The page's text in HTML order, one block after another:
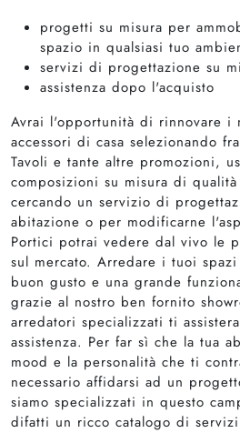
progetti su misura per
spazio in qualsiasi tuo
servizi di progettazione su
assistenza dopo l'acquisto
Avrai l'opportunità di rinnovare i
accessori di casa selezionando
Tavoli e tante altre promozioni,
composizioni su misura di
cercando un servizio di
abitazione o per modificarne
Portici potrai vedere dal vivo le
sul mercato. Arredare i tuoi
buon gusto e una grande
grazie al nostro ben fornito
arredatori specializzati ti
assistenza. Per far sì che la tua
mood e la personalità che ti
necessario affidarsi ad un
siamo specializzati in questo
difatti un ricco catalogo di servizi